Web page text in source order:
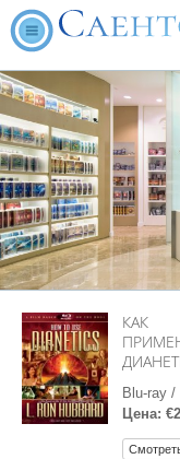
КАК
Blu-ray /
Цена: